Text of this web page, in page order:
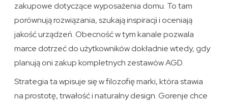
zakupowe dotyczące wyposażenia domu. To tam
porównują rozwiązania, szukają inspiracji i oceniają
jakość urządzeń. Obecność w tym kanale pozwala
marce dotrzeć do użytkowników dokładnie wtedy, gdy
planują oni zakup kompletnych zestawów AGD.
Strategia ta wpisuje się w filozofię marki, która stawia
na prostotę, trwałość i naturalny design. Gorenje chce